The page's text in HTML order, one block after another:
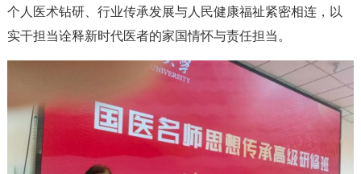
个人医术钻研、行业传承发展与人民健康福祉紧密相连，以
实干担当诠释新时代医者的家国情怀与责任担当。